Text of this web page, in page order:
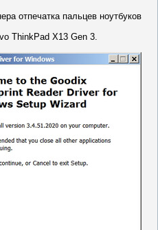
отпечатка пальцев ноутбуков
ThinkPad X13 Gen 3.